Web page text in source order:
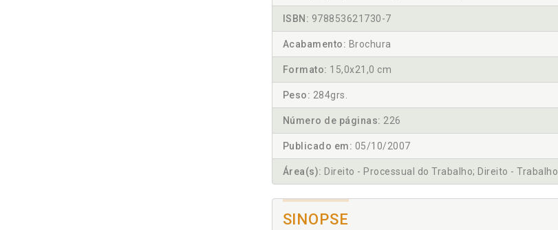
ISBN: 978853621730-7
Acabamento: Brochura
Formato: 15,0x21,0 cm
Peso: 284grs.
Número de páginas: 226
Publicado em: 05/10/2007
Área(s): Direito - Processual do Trabalho; Direito - Trabalho
SINOPSE